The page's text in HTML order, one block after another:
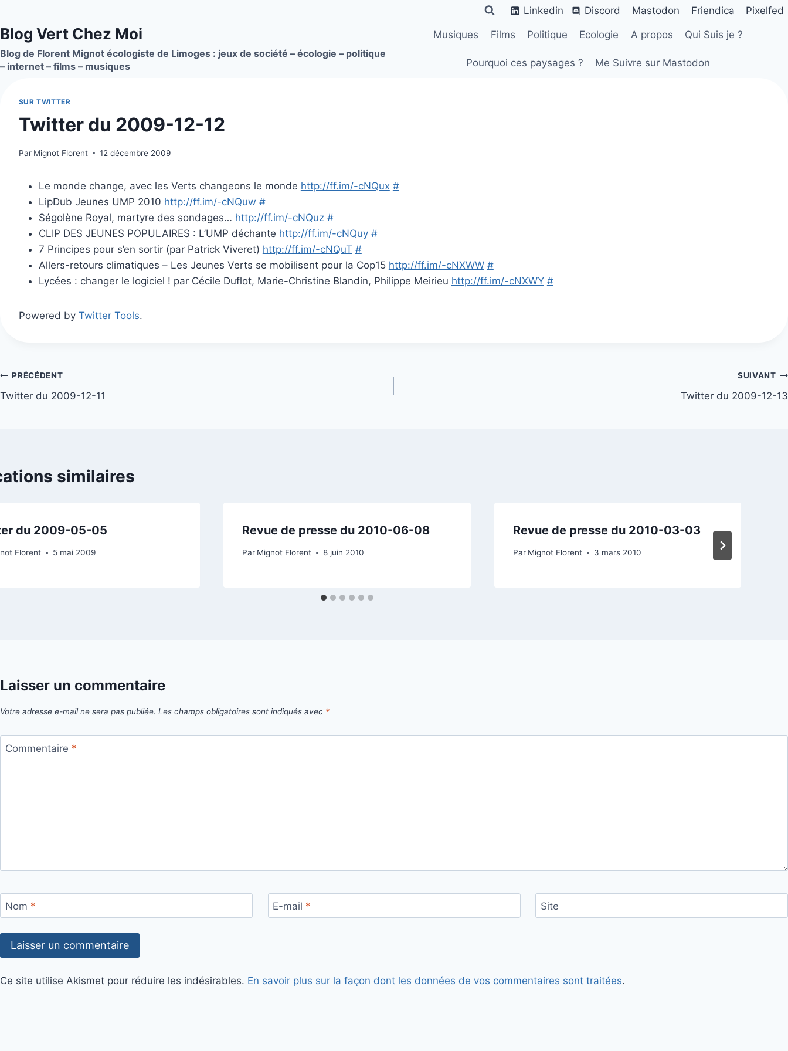
contenu
Linkedin Discord Mastodon Friendica Pixelfed
Blog Vert Chez Moi
Blog de Florent Mignot écologiste de Limoges : jeux de société – écologie – politique
– internet – films – musiques
Musiques Films Politique Ecologie A propos Qui Suis je ?
Pourquoi ces paysages ? Me Suivre sur Mastodon
SUR TWITTER
Twitter du 2009-12-12
Par Mignot Florent 12 décembre 2009
Le monde change, avec les Verts changeons le monde http://ff.im/-cNQux #
LipDub Jeunes UMP 2010 http://ff.im/-cNQuw #
Ségolène Royal, martyre des sondages… http://ff.im/-cNQuz #
CLIP DES JEUNES POPULAIRES : L’UMP déchante http://ff.im/-cNQuy #
7 Principes pour s’en sortir (par Patrick Viveret) http://ff.im/-cNQuT #
Allers-retours climatiques – Les Jeunes Verts se mobilisent pour la Cop15 http://ff.im/-cNXWW #
Lycées : changer le logiciel ! par Cécile Duflot, Marie-Christine Blandin, Philippe Meirieu http://ff.im/-cNXWY #
Powered by Twitter Tools.
Navigation
de
PRÉCÉDENT
Twitter du 2009-12-11
SUIVANT
Twitter du 2009-12-13
similaires
du 2009-05-05
Florent 5 mai 2009
Revue de presse du 2010-06-08
Par Mignot Florent 8 juin 2010
Revue de presse du 2010-03-03
Par Mignot Florent 3 mars 2010
Laisser un commentaire
Votre adresse e-mail ne sera pas publiée. Les champs obligatoires sont indiqués avec *
Commentaire *
Nom * E-mail * Site
Ce site utilise Akismet pour réduire les indésirables. En savoir plus sur la façon dont les données de vos commentaires sont traitées.